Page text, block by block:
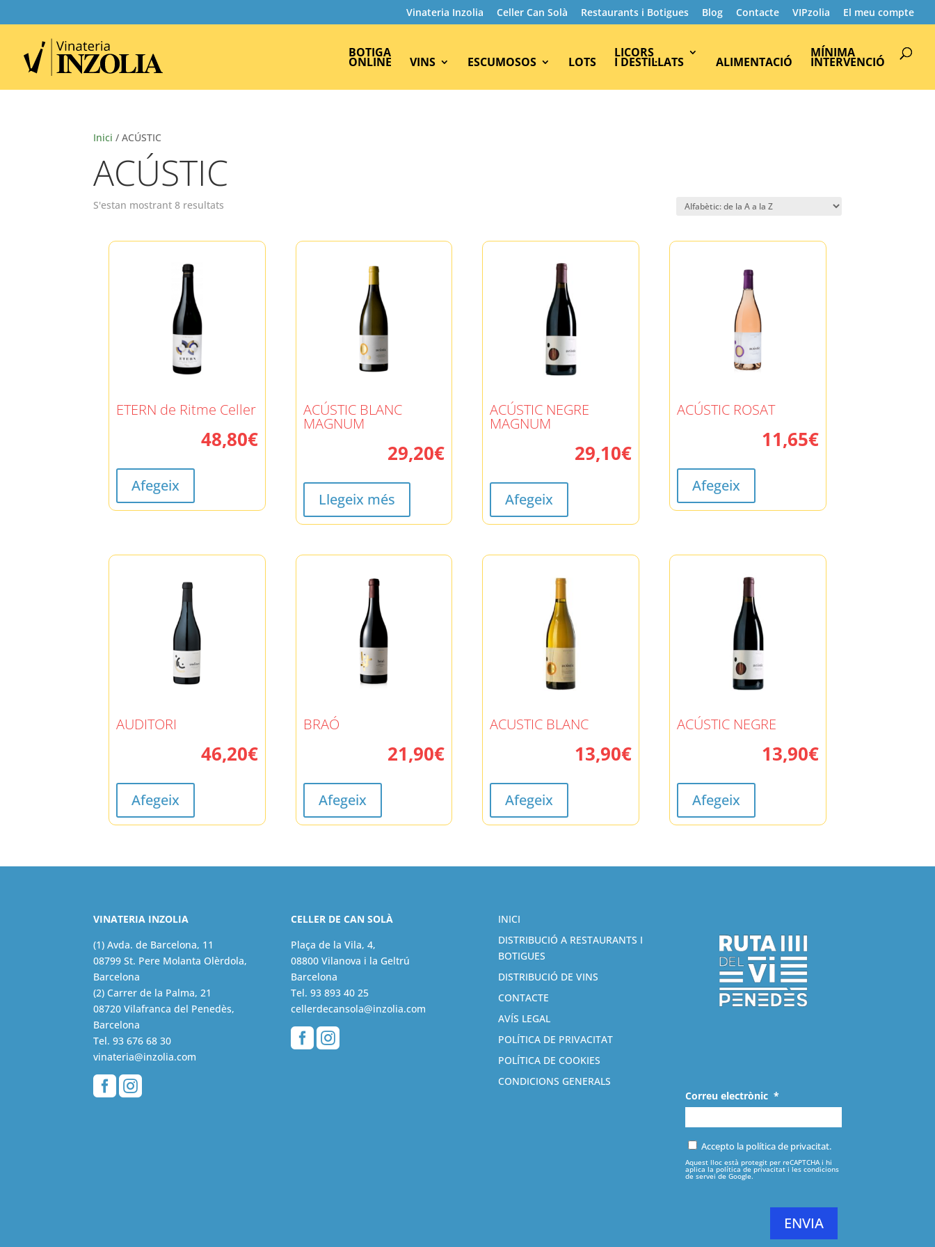
Vinateria Inzolia Celler Can Solà Restaurants i Botigues Blog Contacte VIPzolia El meu compte
BOTIGA
ONLINE VINS ESCUMOSOS LOTS
LICORS
I DESTIL·LATS ALIMENTACIÓ
MÍNIMA
INTERVENCIÓ
search
Inici / ACÚSTIC
ACÚSTIC
S'estan mostrant 8 resultats
ETERN de Ritme Celler
48,80€
Afegeix
ACÚSTIC BLANC
MAGNUM
29,20€
Llegeix més
ACÚSTIC NEGRE
MAGNUM
29,10€
Afegeix
ACÚSTIC ROSAT
11,65€
Afegeix
AUDITORI
46,20€
Afegeix
BRAÓ
21,90€
Afegeix
ACUSTIC BLANC
13,90€
Afegeix
ACÚSTIC NEGRE
13,90€
Afegeix
VINATERIA INZOLIA
(1) Avda. de Barcelona, 11
08799 St. Pere Molanta Olèrdola,
Barcelona
(2) Carrer de la Palma, 21
08720 Vilafranca del Penedès,
Barcelona
Tel.93 676 68 30
vinateria@inzolia.com
 
CELLER DE CAN SOLÀ
Plaça de la Vila, 4,
08800 Vilanova i la Geltrú
Barcelona
Tel. 93 893 40 25
cellerdecansola@inzolia.com
 
INICI
DISTRIBUCIÓ A RESTAURANTS I
BOTIGUES
DISTRIBUCIÓ DE VINS
CONTACTE
AVÍS LEGAL
POLÍTICA DE PRIVACITAT
POLÍTICA DE COOKIES
CONDICIONS GENERALS
Correu electrònic *
Accepto la política de privacitat.
Aquest lloc està protegit per reCAPTCHA i hi
aplica lapolítica de privacitat i lescondicions
de serveide Google.